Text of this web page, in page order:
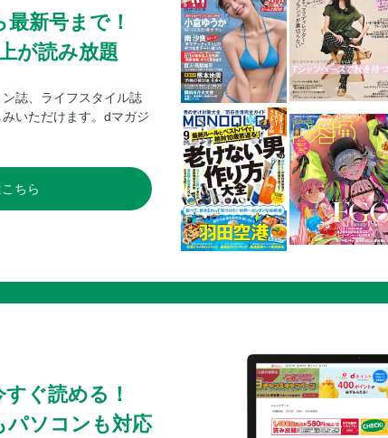
新号まで！
が読み放題
誌、ライフスタイル誌
いただけます。dマガジ
ちら
ぐ読める！
パソコンも対応